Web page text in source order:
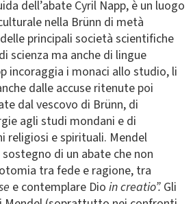
dell’abate Cyril Napp, è un luogo
nella Brünn di metà
principali società scientifiche
scienza ma anche di lingue
incoraggia i monaci allo studio, li
dalle accuse ritenute poi
dal vescovo di Brünn, di
agli studi mondani e di
religiosi e spirituali. Mendel
di un abate che non
tra fede e ragione, tra
e contemplare Dio in creatio”. Gli